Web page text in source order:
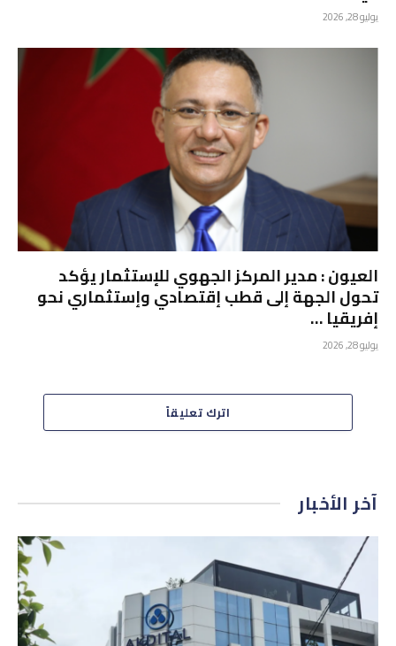
يوليو 28, 2026
العيون : مدير المركز الجهوي للإستثمار يؤكد
تحول الجهة إلى قطب إقتصادي وإستثماري نحو
إفريقيا …
يوليو 28, 2026
اترك تعليقاً
آخر الأخبار